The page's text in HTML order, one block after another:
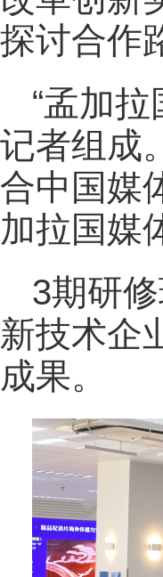
探讨合作
“孟加
记者组成
合中国媒
加拉国媒
3期研
新技术企
成果。